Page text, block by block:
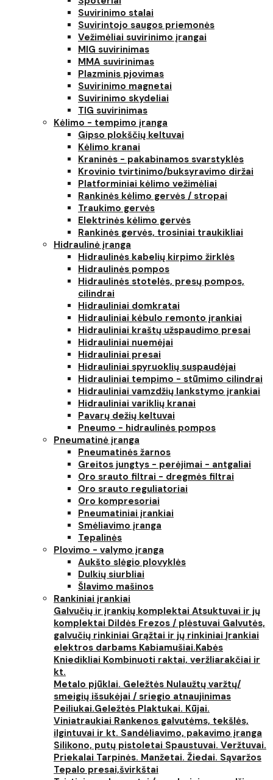
Suvirinimo stalai
Suvirintojo saugos priemonės
Vežimėliai suvirinimo įrangai
MIG suvirinimas
MMA suvirinimas
Plazminis pjovimas
Suvirinimo magnetai
Suvirinimo skydeliai
TIG suvirinimas
Kėlimo - tempimo įranga
Gipso plokščių keltuvai
Kėlimo kranai
Kraninės - pakabinamos svarstyklės
Krovinio tvirtinimo/buksyravimo diržai
Platforminiai kėlimo vežimėliai
Rankinės kėlimo gervės / stropai
Traukimo gervės
Elektrinės kėlimo gervės
Rankinės gervės, trosiniai traukikliai
Hidraulinė įranga
Hidraulinės kabelių kirpimo žirklės
Hidraulinės pompos
Hidraulinės stotelės, presų pompos,
cilindrai
Hidrauliniai domkratai
Hidrauliniai kėbulo remonto įrankiai
Hidrauliniai kraštų užspaudimo presai
Hidrauliniai nuemėjai
Hidrauliniai presai
Hidrauliniai spyruoklių suspaudėjai
Hidrauliniai tempimo - stūmimo cilindrai
Hidrauliniai vamzdžių lankstymo įrankiai
Hidrauliniai variklių kranai
Pavarų dežių keltuvai
Pneumo - hidraulinės pompos
Pneumatinė įranga
Pneumatinės žarnos
Greitos jungtys - perėjimai - antgaliai
Oro srauto filtrai - dregmės filtrai
Oro srauto reguliatoriai
Oro kompresoriai
Pneumatiniai įrankiai
Smėliavimo įranga
Tepalinės
Plovimo - valymo įranga
Aukšto slėgio plovyklės
Dulkių siurbliai
Šlavimo mašinos
Rankiniai įrankiai
Galvučių ir įrankių komplektai Atsuktuvai ir jų
komplektai Dildės Frezos / plėstuvai Galvutės,
galvučių rinkiniai Grąžtai ir jų rinkiniai Įrankiai
elektros darbams Kabiamušiai.Kabės
Kniedikliai Kombinuoti raktai, veržliarakčiai ir
kt.
Metalo pjūklai. Geležtės Nulaužtų varžtų/
smeigių išsukėjai / sriegio atnaujinimas
Peiliukai.Geležtės Plaktukai. Kūjai.
Viniatraukiai Rankenos galvutėms, tekšlės,
ilgintuvai ir kt. Sandėliavimo, pakavimo įranga
Silikono, putų pistoletai Spaustuvai. Veržtuvai.
Priekalai Tarpinės. Manžetai. Žiedai. Sąvaržos
Tepalo presai,švirkštai